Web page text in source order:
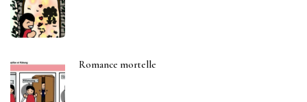
Romance mortelle